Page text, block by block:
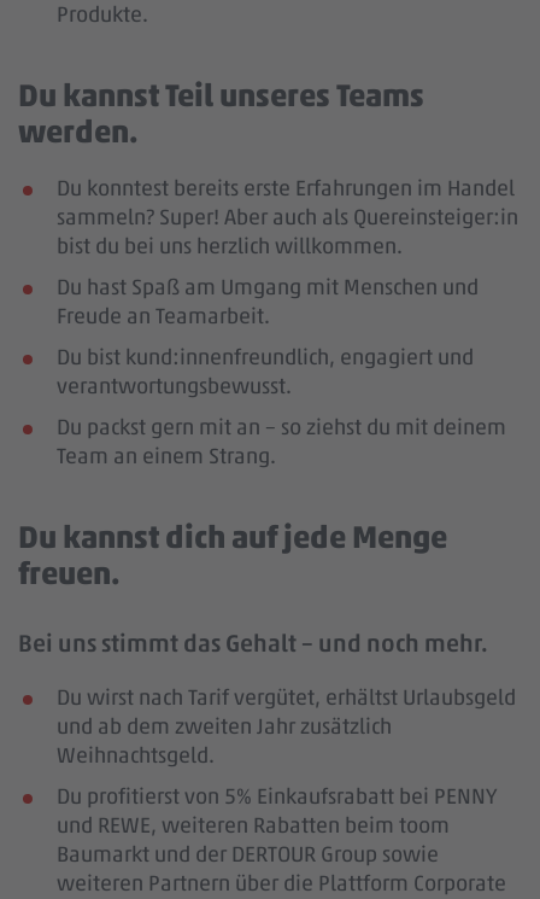
Produkte.
Du kannst Teil unseres Teams
werden.
Du konntest bereits erste Erfahrungen im Handel
sammeln? Super! Aber auch als Quereinsteiger:in
bist du bei uns herzlich willkommen.
Du hast Spaß am Umgang mit Menschen und
Freude an Teamarbeit.
Du bist kund:innenfreundlich, engagiert und
verantwortungsbewusst.
Du packst gern mit an – so ziehst du mit deinem
Team an einem Strang.
Du kannst dich auf jede Menge
freuen.
Bei uns stimmt das Gehalt – und noch mehr.
Du wirst nach Tarif vergütet, erhältst Urlaubsgeld
und ab dem zweiten Jahr zusätzlich
Weihnachtsgeld.
Du profitierst von 5% Einkaufsrabatt bei PENNY
und REWE, weiteren Rabatten beim toom
Baumarkt und der DERTOUR Group sowie
weiteren Partnern über die Plattform Corporate